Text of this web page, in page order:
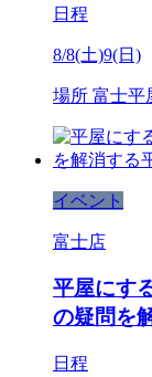
日程
8/8(土)9(日)
場所 富士平
イベント
富士店
平屋にす
の疑問を
日程